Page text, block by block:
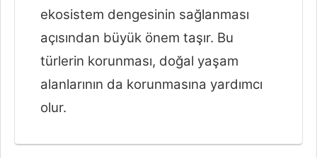
ekosistem dengesinin sağlanması
açısından büyük önem taşır. Bu
türlerin korunması, doğal yaşam
alanlarının da korunmasına yardımcı
olur.